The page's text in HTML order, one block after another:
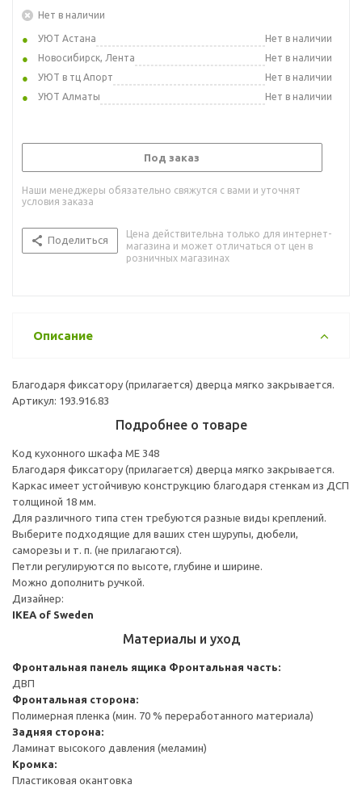
Нет в наличии
УЮТ Астана
Нет в наличии
Новосибирск, Лента
Нет в наличии
УЮТ в тц Апорт
Нет в наличии
УЮТ Алматы
Нет в наличии
Под заказ
Наши менеджеры обязательно свяжутся с вами и уточнят
условия заказа
Поделиться
Цена действительна только для интернет-
магазина и может отличаться от цен в
розничных магазинах
Описание
Благодаря фиксатору (прилагается) дверца мягко закрывается.
Артикул: 193.916.83
Подробнее о товаре
Код кухонного шкафа ME 348
Благодаря фиксатору (прилагается) дверца мягко закрывается.
Каркас имеет устойчивую конструкцию благодаря стенкам из ДСП
толщиной 18 мм.
Для различного типа стен требуются разные виды креплений.
Выберите подходящие для ваших стен шурупы, дюбели,
саморезы и т. п. (не прилагаются).
Петли регулируются по высоте, глубине и ширине.
Можно дополнить ручкой.
Дизайнер:
IKEA of Sweden
Материалы и уход
Фронтальная панель ящика Фронтальная часть:
ДВП
Фронтальная сторона:
Полимерная пленка (мин. 70 % переработанного материала)
Задняя сторона:
Ламинат высокого давления (меламин)
Кромка:
Пластиковая окантовка